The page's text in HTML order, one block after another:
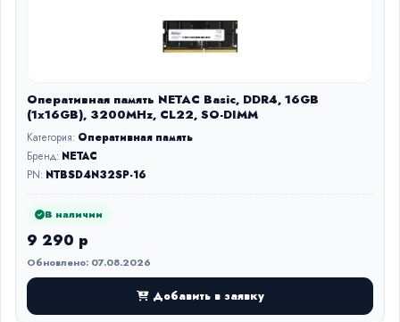
Оперативная память NETAC Basic, DDR4, 16GB
(1x16GB), 3200MHz, CL22, SO-DIMM
Категория: Оперативная память
Бренд: NETAC
PN: NTBSD4N32SP-16
В наличии
9 290 р
Обновлено: 07.08.2026
Добавить в заявку